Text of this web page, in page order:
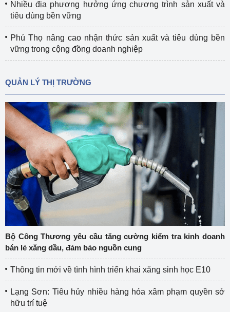
Nhiều địa phương hưởng ứng chương trình sản xuất và
tiêu dùng bền vững
Phú Thọ nâng cao nhận thức sản xuất và tiêu dùng bền
vững trong cộng đồng doanh nghiệp
QUẢN LÝ THỊ TRƯỜNG
Bộ Công Thương yêu cầu tăng cường kiểm tra kinh doanh
bán lẻ xăng dầu, đảm bảo nguồn cung
Thông tin mới về tình hình triển khai xăng sinh học E10
Lạng Sơn: Tiêu hủy nhiều hàng hóa xâm phạm quyền sở
hữu trí tuệ